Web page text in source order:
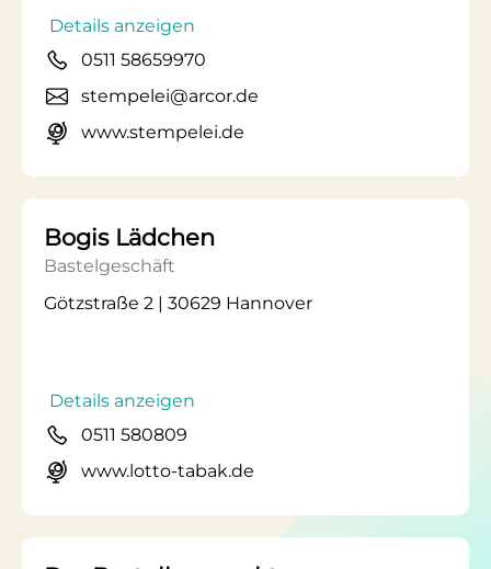
Details anzeigen
0511 58659970
stempelei@arcor.de
www.stempelei.de
Bogis Lädchen
Bastelgeschäft
Götzstraße 2 | 30629 Hannover
Details anzeigen
0511 580809
www.lotto-tabak.de